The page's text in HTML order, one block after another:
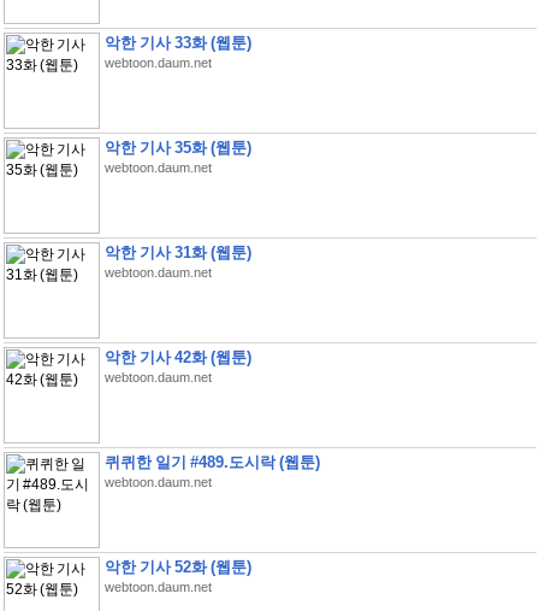
악한 기사 33화 (웹툰)
webtoon.daum.net
악한 기사 35화 (웹툰)
webtoon.daum.net
악한 기사 31화 (웹툰)
webtoon.daum.net
악한 기사 42화 (웹툰)
webtoon.daum.net
퀴퀴한 일기 #489.도시락 (웹툰)
webtoon.daum.net
악한 기사 52화 (웹툰)
webtoon.daum.net